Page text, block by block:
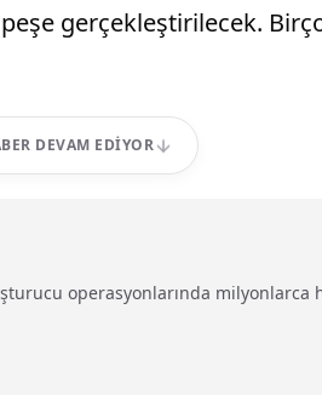
gerçekleştirilecek.
DEVAM EDIYOR
operasyonlarında